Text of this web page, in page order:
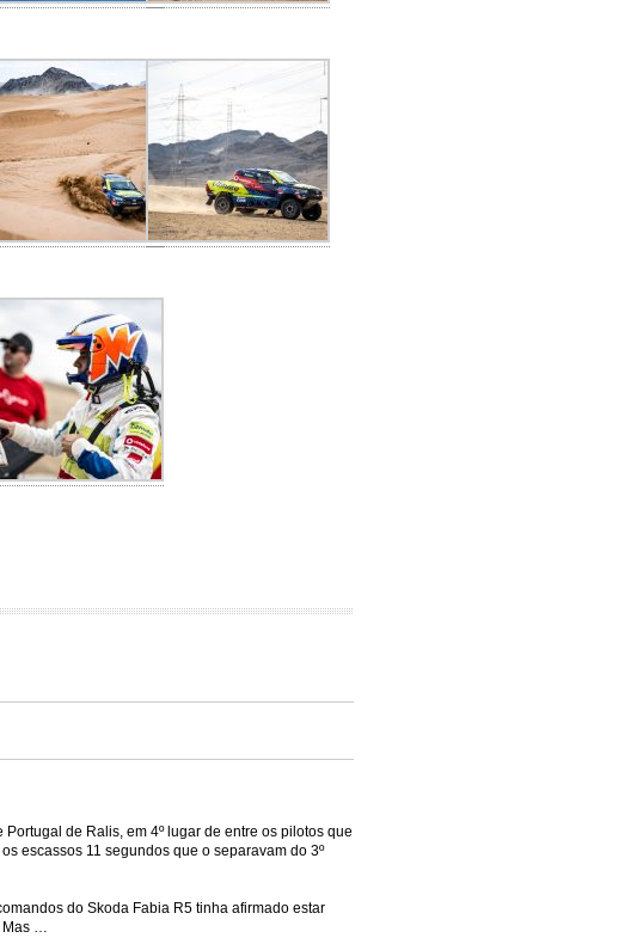
de Ralis, em 4º lugar de entre os pilotos que
escassos 11 segundos que o separavam do 3º
do Skoda Fabia R5 tinha afirmado estar
Mas …